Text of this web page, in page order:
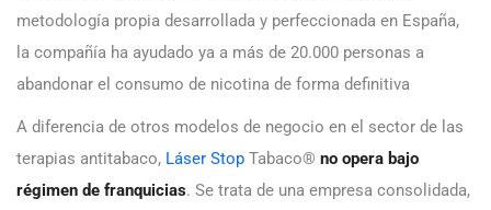
metodología propia desarrollada y perfeccionada en España,
la compañía ha ayudado ya a más de 20.000 personas a
abandonar el consumo de nicotina de forma definitiva
A diferencia de otros modelos de negocio en el sector de las
terapias antitabaco, Láser Stop Tabaco® no opera bajo
régimen de franquicias. Se trata de una empresa consolidada,